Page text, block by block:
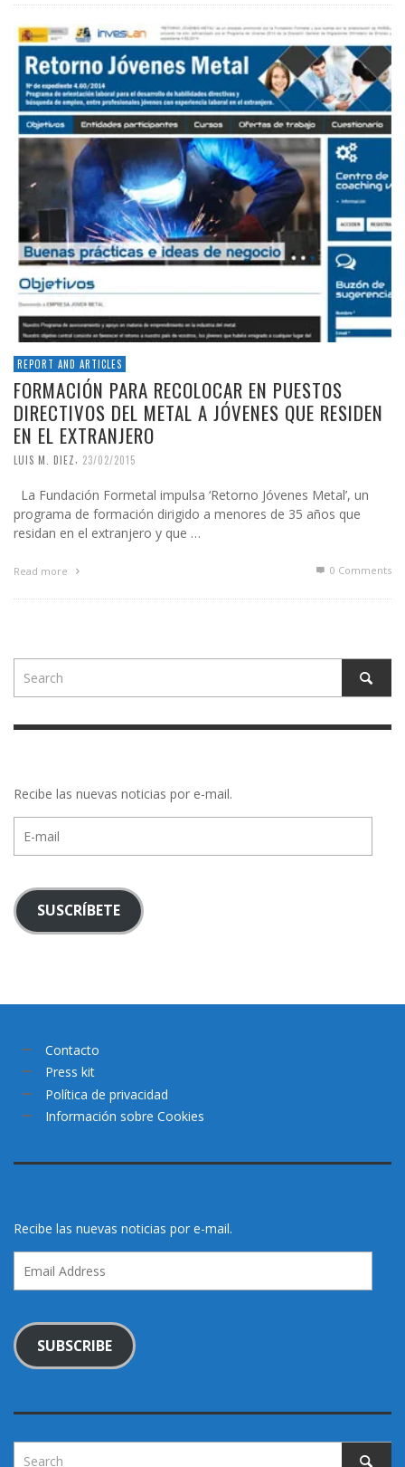
REPORT AND ARTICLES
FORMACIÓN PARA RECOLOCAR EN PUESTOS
DIRECTIVOS DEL METAL A JÓVENES QUE RESIDEN
EN EL EXTRANJERO
LUIS M. DIEZ 23/02/2015
La Fundación Formetal impulsa ‘Retorno Jóvenes Metal’, un
programa de formación dirigido a menores de 35 años que
residan en el extranjero y que …
Read more 0 Comments
Recibe las nuevas noticias por e-mail.
mail
SUSCRÍBETE
Contacto
Press kit
Política de privacidad
Información sobre Cookies
Recibe las nuevas noticias por e-mail.
Address
SUBSCRIBE